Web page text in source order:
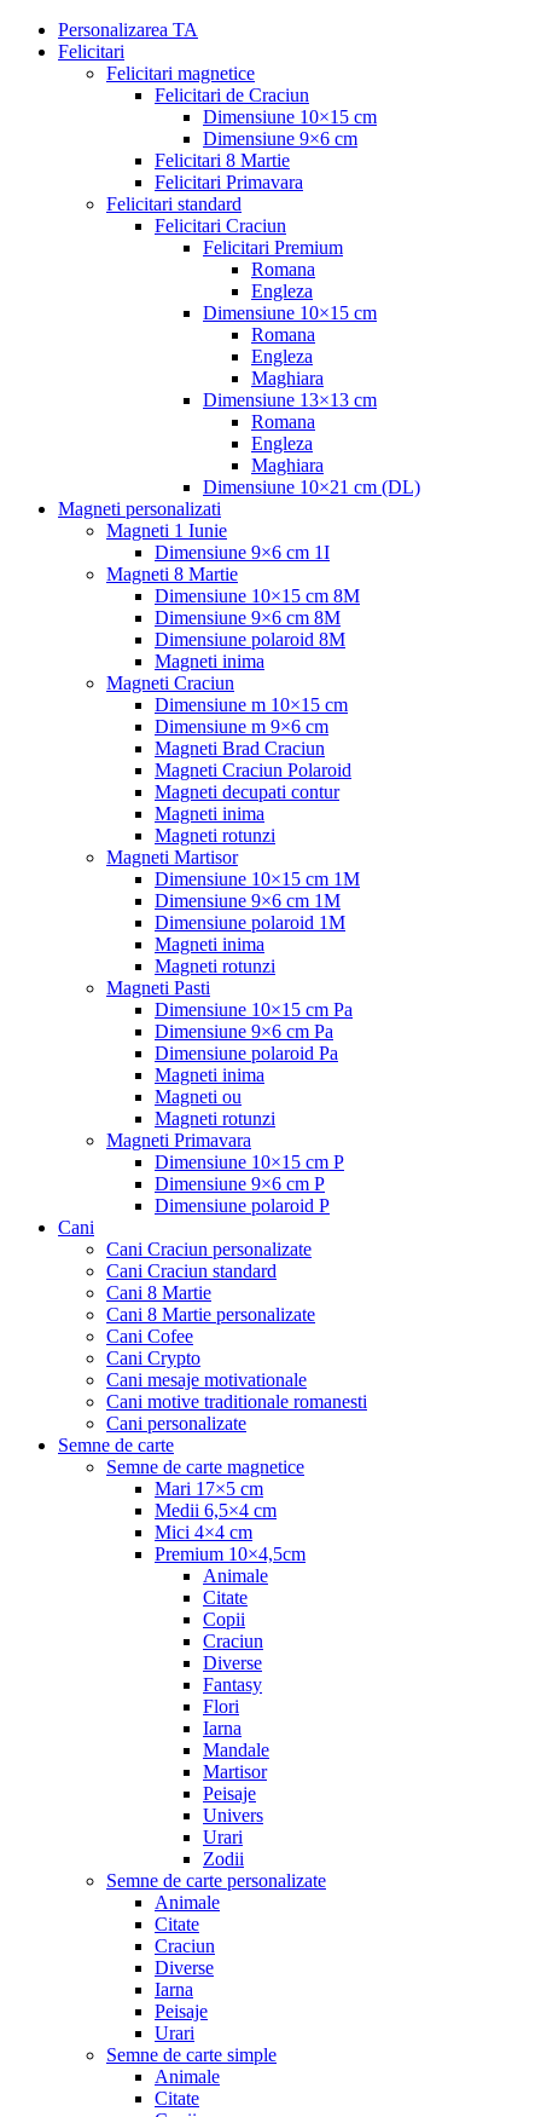
Personalizarea TA
Felicitari
Felicitari magnetice
Felicitari de Craciun
Dimensiune 10×15 cm
Dimensiune 9×6 cm
Felicitari 8 Martie
Felicitari Primavara
Felicitari standard
Felicitari Craciun
Felicitari Premium
Romana
Engleza
Dimensiune 10×15 cm
Romana
Engleza
Maghiara
Dimensiune 13×13 cm
Romana
Engleza
Maghiara
Dimensiune 10×21 cm (DL)
Magneti personalizati
Magneti 1 Iunie
Dimensiune 9×6 cm 1I
Magneti 8 Martie
Dimensiune 10×15 cm 8M
Dimensiune 9×6 cm 8M
Dimensiune polaroid 8M
Magneti inima
Magneti Craciun
Dimensiune m 10×15 cm
Dimensiune m 9×6 cm
Magneti Brad Craciun
Magneti Craciun Polaroid
Magneti decupati contur
Magneti inima
Magneti rotunzi
Magneti Martisor
Dimensiune 10×15 cm 1M
Dimensiune 9×6 cm 1M
Dimensiune polaroid 1M
Magneti inima
Magneti rotunzi
Magneti Pasti
Dimensiune 10×15 cm Pa
Dimensiune 9×6 cm Pa
Dimensiune polaroid Pa
Magneti inima
Magneti ou
Magneti rotunzi
Magneti Primavara
Dimensiune 10×15 cm P
Dimensiune 9×6 cm P
Dimensiune polaroid P
Cani
Cani Craciun personalizate
Cani Craciun standard
Cani 8 Martie
Cani 8 Martie personalizate
Cani Cofee
Cani Crypto
Cani mesaje motivationale
Cani motive traditionale romanesti
Cani personalizate
Semne de carte
Semne de carte magnetice
Mari 17×5 cm
Medii 6,5×4 cm
Mici 4×4 cm
Premium 10×4,5cm
Animale
Citate
Copii
Craciun
Diverse
Fantasy
Flori
Iarna
Mandale
Martisor
Peisaje
Univers
Urari
Zodii
Semne de carte personalizate
Animale
Citate
Craciun
Diverse
Iarna
Peisaje
Urari
Semne de carte simple
Animale
Citate